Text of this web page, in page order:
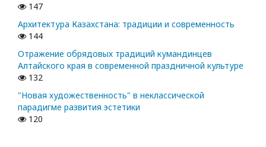
147
Архитектура Казахстана: традиции и современность
144
Отражение обрядовых традиций кумандинцев
Алтайского края в современной праздничной культуре
132
"Новая художественность" в неклассической
парадигме развития эстетики
120